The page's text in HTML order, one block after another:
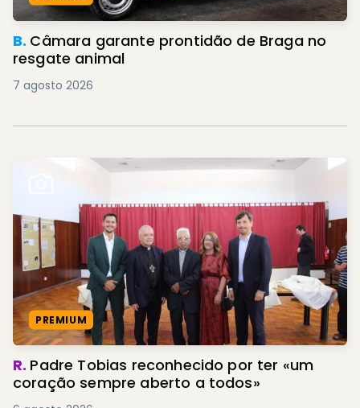
B. Câmara garante prontidão de Braga no
resgate animal
7 agosto 2026
PREMIUM
R. Padre Tobias reconhecido por ter «um
coração sempre aberto a todos»